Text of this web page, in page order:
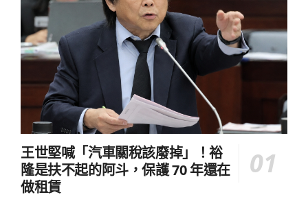
王世堅喊「汽車關稅該廢掉」！裕
隆是扶不起的阿斗，保護 70 年還在
做租賃